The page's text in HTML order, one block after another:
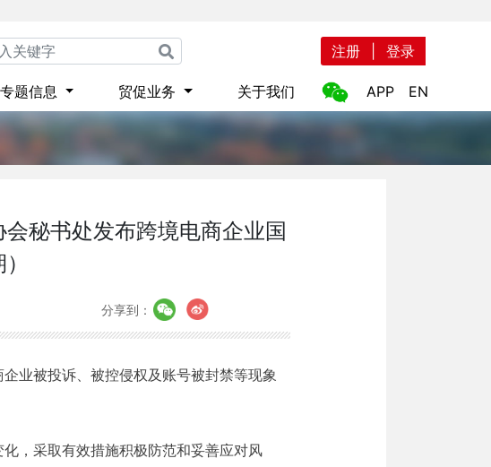
注册 登录
专题信息 贸促业务 关于我们 EN
APP
秘书处发布跨境电商企业国
分享到：
业被投诉、被控侵权及账号被封禁等现象
，采取有效措施积极防范和妥善应对风